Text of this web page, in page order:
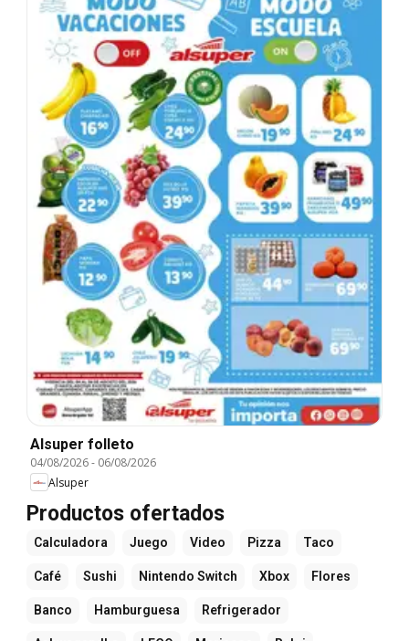
Alsuper folleto
04/08/2026- 06/08/2026
Alsuper
Productos ofertados
Calculadora Juego Video Pizza Taco
Café Sushi Nintendo Switch Xbox Flores
Banco Hamburguesa Refrigerador